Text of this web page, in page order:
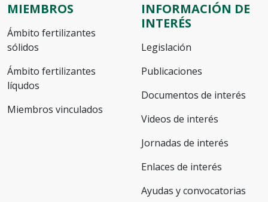
MIEMBROS
Ámbito fertilizantes
sólidos
Ámbito fertilizantes
líqudos
Miembros vinculados
INFORMACIÓN DE
INTERÉS
Legislación
Publicaciones
Documentos de interés
Videos de interés
Jornadas de interés
Enlaces de interés
Ayudas y convocatorias